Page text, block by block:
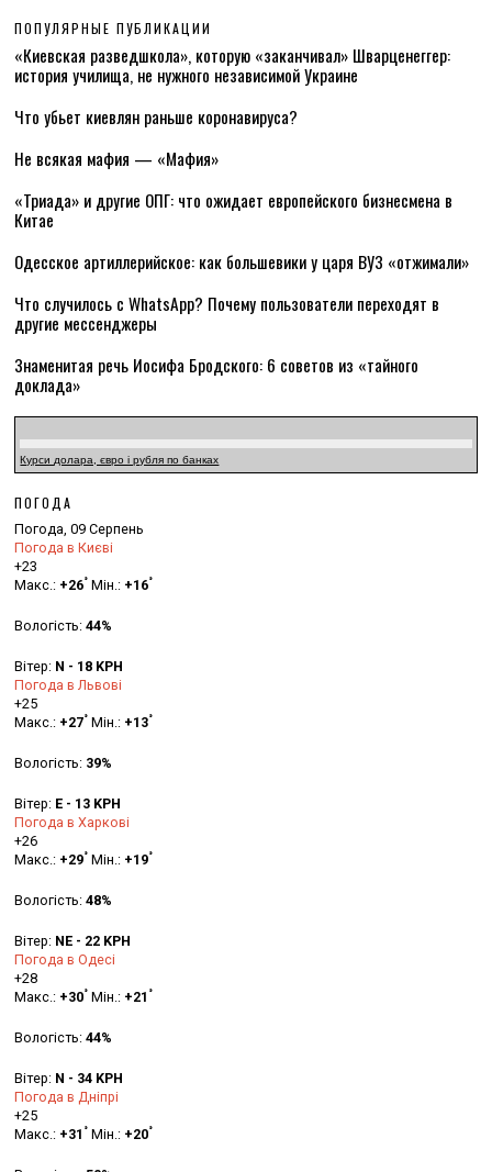
ПОПУЛЯРНЫЕ ПУБЛИКАЦИИ
«Киевская разведшкола», которую «заканчивал» Шварценеггер:
история училища, не нужного независимой Украине
Что убьет киевлян раньше коронавируса?
Не всякая мафия — «Мафия»
«Триада» и другие ОПГ: что ожидает европейского бизнесмена в
Китае
Одесское артиллерийское: как большевики у царя ВУЗ «отжимали»
Что случилось с WhatsApp? Почему пользователи переходят в
другие мессенджеры
Знаменитая речь Иосифа Бродского: 6 советов из «тайного
доклада»
Курси долара, євро і рубля по банках
ПОГОДА
Погода, 09 Серпень
Погода в Києві
+23
Макс.: +26° Мін.: +16°
Вологість:44%
Вітер: N - 18 KPH
Погода в Львові
+25
Макс.: +27° Мін.: +13°
Вологість: 39%
Вітер: E - 13 KPH
Погода в Харкові
+26
Макс.: +29° Мін.: +19°
Вологість:48%
Вітер: NE - 22 KPH
Погода в Одесі
+28
Макс.: +30° Мін.: +21 °
Вологість:44%
Вітер: N - 34 KPH
Погода в Дніпрі
+25
Макс.: +31 ° Мін.: +20°